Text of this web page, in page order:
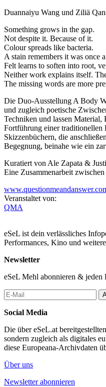
Duannaiyu Wang und Ziliä
Something grows in the gap.
Not despite it. Because of it.
Colour spreads like bacteria.
A stain remembers it was once
Felt learns to soften into root,
Neither work explains itself.
The missing words are more
Die Duo-Ausstellung A Body
und zugleich poetische
Techniken und lassen Material,
Fortführung einer traditionellen
Skizzenbüchern, die
Begegnung, beinahe wie ein
Kuratiert von Ale Zapata &
Eine Zusammenarbeit
Veranstaltet von:
QMA
eSeL ist dein verlässliches
Performances, Kino und
Newsletter
eSeL Mehl abonnieren &
Social Media
Die über eSeL.at
sondern zugleich als digitales
diese Europeana-Archivdaten
Über uns
Newsletter abonnieren